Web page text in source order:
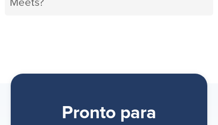
Meets?
Pronto para